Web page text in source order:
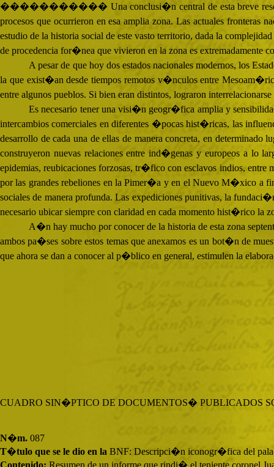
����������� Una conclusi�n central de esta breve rese�a es
procesos que ocurrieron en esa amplia zona. Las actuales
estudio de la historia social de este vasto territorio, dada la
de procedencia for�nea que vivieron en la zona es extremadamente
A pesar de que hoy dos estados nacionales modernos, los
la que exist�an desde tiempos remotos v�nculos entre
entre algunos pueblos. Si bien eran distintos, lograron
Es necesario tener una visi�n geogr�fica amplia y
intercambios comerciales en diferentes �pocas hist�ricas, las
desarrollo de cada una de ellas de manera concreta, en
construyeron nuevas relaciones entre ind�genas y europeos a lo
epidemias, reubicaciones forzosas, tr�fico con esclavos indios,
por las grandes rebeliones en la Pimer�a y en el Nuevo M�xico a
sociales de manera profunda. Las expediciones punitivas, la
necesario ubicar siempre con claridad en cada momento hist�rico la
A�n hay mucho por conocer de la historia de esta zona
ambos pa�ses sobre estos temas que anexamos es un bot�n de
que ahora se dan a conocer al p�blico en general, estimulen la
CUADRO SIN�PTICO DE DOCUMENTOS� PUBLICADOS
N�m. 087
T�tulo que se le dio en la BNF: Descripci�n iconogr�fica del
Contenido: Resumen de un informe que rindi� el teniente coronel